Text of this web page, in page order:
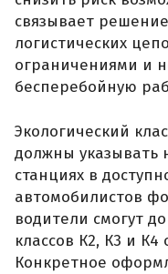
связывает
логистических
ограничениями и
бесперебойную
Экологический
должны указывать
станциях в
автомобилистов
водители смогут
классов К2, К3 и К4
Конкретное